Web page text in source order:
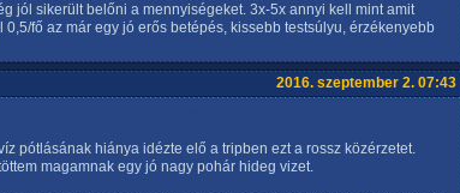
jól sikerült belőni a mennyiségeket. 3x-5x annyi kell mint amit
0,5/fő az már egy jó erős betépés, kissebb testsúlyu, érzékenyebb
2016. szeptember 2. 07:43
pótlásának hiánya idézte elő a tripben ezt a rossz közérzetet.
magamnak egy jó nagy pohár hideg vizet.